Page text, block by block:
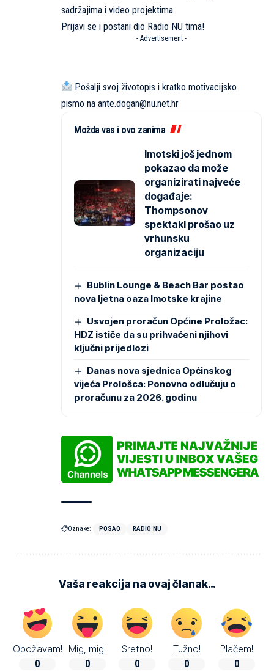
sadržajima i video projektima
Prijavi se i postani dio Radio NU tima!
- Advertisement -
Pošalji svoj životopis i kratko motivacijsko
pismo na ante.dogan@nu.net.hr
Možda vas i ovo zanima
Imotski još jednom
pokazao da može
organizirati najveće
događaje:
Thompsonov
spektakl prošao uz
vrhunsku
organizaciju
Bublin Lounge & Beach Bar postao
nova ljetna oaza Imotske krajine
Usvojen proračun Općine Proložac:
HDZ ističe da su prihvaćeni njihovi
ključni prijedlozi
Danas nova sjednica Općinskog
vijeća Prološca: Ponovno odlučuju o
proračunu za 2026. godinu
Oznake: POSAO RADIO NU
Vaša reakcija na ovaj članak…
Obožavam!
0
Mig, mig!
0
Sretno!
0
Tužno!
0
Plačem!
0